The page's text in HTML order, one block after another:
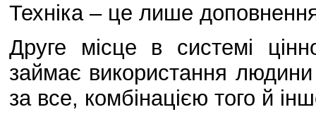
Техніка – це лише
Друге місце в системі
займає використання
за все, комбінацією того й